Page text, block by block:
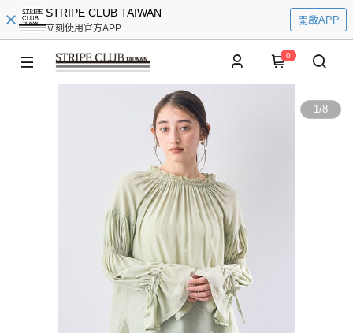
STRIPE CLUB TAIWAN
立刻使用官方APP
開啟APP
0
1/8